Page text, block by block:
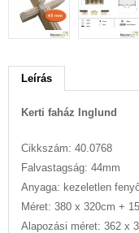
Leírás
Kerti faház Inglund
Cikkszám: 40.0768
Falvastagság: 44mm
Anyaga: kezeletlen
Méret: 380 x 320cm +
Alapozási méret: 362 x